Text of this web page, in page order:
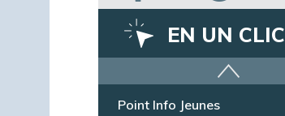
EN UN CLIC
Offres d’emploi